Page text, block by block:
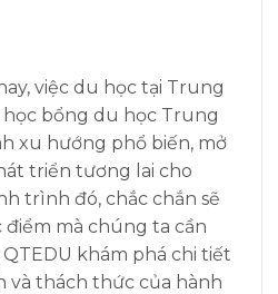
việc du học tại Trung
bổng du học Trung
xu hướng phổ biến, mở
triển tương lai cho
trình đó, chắc chắn sẽ
mà chúng ta cần
khám phá chi tiết
và thách thức của hành